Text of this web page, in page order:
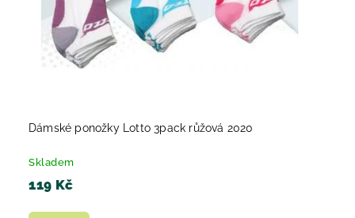
Dámské ponožky Lotto 3pack růžová 2020
Skladem
119 Kč